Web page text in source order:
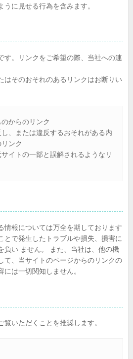
うに見せる行為を含みます。
す。リンクをご希望の際、当社への連
はそのおそれのあるリンクはお断りい
からのリンク
、または違反するおそれがある内
ンク
イトの一部と誤解されるようなリ
情報については万全を期しております
とで発生したトラブルや損失、損害に
負い ません。 また、当社は、他の機
て、当サイトのページからのリンクの
は一切関知しません。
いただくことを推奨します。